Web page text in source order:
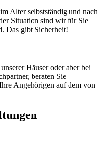
Alter selbstständig und nach
Situation sind wir für Sie
Das gibt Sicherheit!
Häuser oder aber bei
beraten Sie
Angehörigen auf dem von